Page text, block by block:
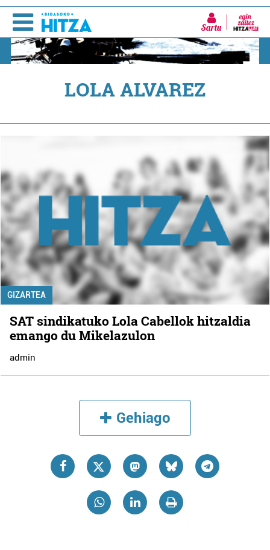
Sartu
LOLA ALVAREZ
GIZARTEA
SAT sindikatuko Lola Cabellok hitzaldia
emango du Mikelazulon
admin
Gehiago